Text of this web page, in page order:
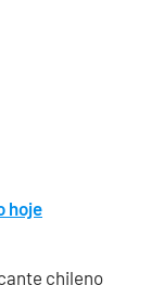
hoje
chileno